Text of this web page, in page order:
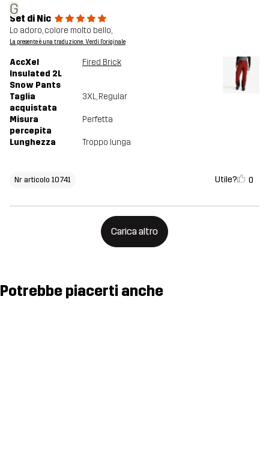
G
Set di Nic
Lo adoro, colore molto bello,
La presente è una traduzione. Verdi l'originale
AccXel
Insulated 2L
Snow Pants
Fired Brick
Taglia
acquistata
3XL, Regular
Misura
percepita
Perfetta
Lunghezza Troppo lunga
Nr articolo 10741 Utile? 0
Carica altro
Potrebbe piacerti anche